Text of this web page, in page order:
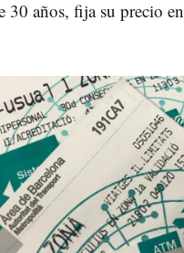
30 años, fija su precio en